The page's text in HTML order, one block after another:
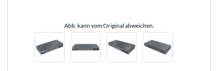
Abb. kann vom Original abweichen.